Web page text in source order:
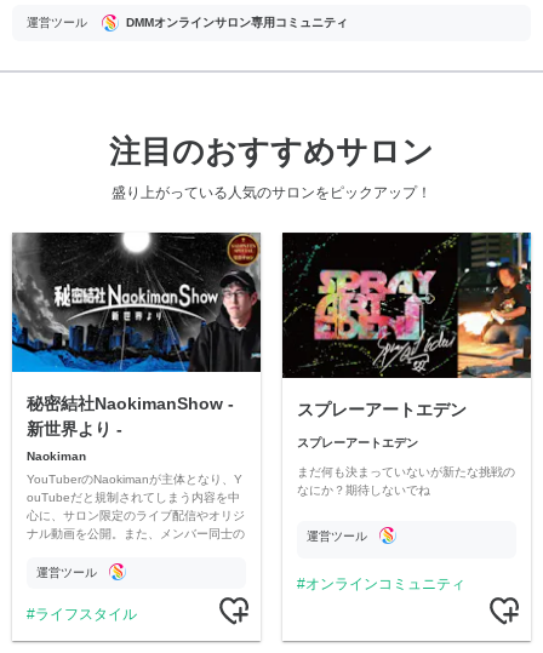
運営ツール DMMオンラインサロン専用コミュニティ
注目のおすすめサロン
盛り上がっている人気のサロンをピックアップ！
秘密結社NaokimanShow -
新世界より -
Naokiman
YouTuberのNaokimanが主体となり、Y
ouTubeだと規制されてしまう内容を中
心に、サロン限定のライブ配信やオリジ
ナル動画を公開。また、メンバー同士の
ただいています。
運営ツール
ライフスタイル
スプレーアートエデン
スプレーアートエデン
まだ何も決まっていないが新たな挑戦の
なにか？期待しないでね
運営ツール
オンラインコミュニティ